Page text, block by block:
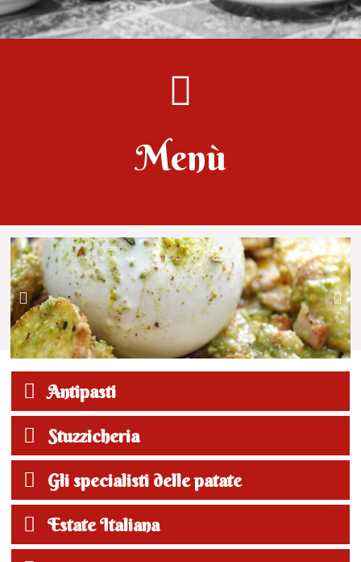
Menù
Antipasti
Stuzzicheria
Gli specialisti delle patate
Estate Italiana